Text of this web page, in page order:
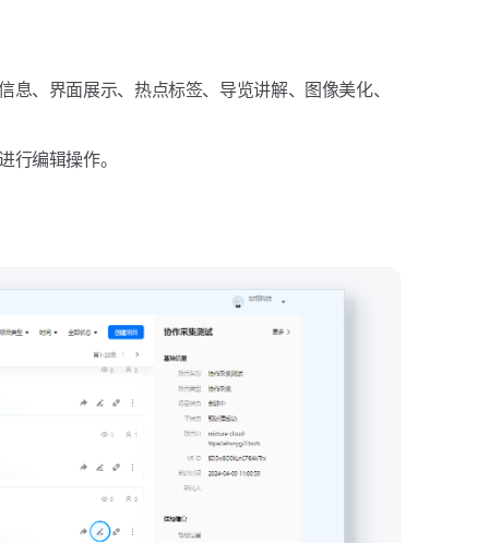
、界面展示、热点标签、导览讲解、图像美化、
行编辑操作。